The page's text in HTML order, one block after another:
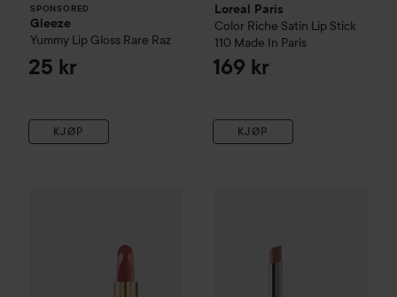
SPONSORED
Gleeze
Yummy Lip Gloss Rare Raz
25 kr
KJØP
Loreal Paris
Color Riche Satin Lip Stick
110 Made In Paris
169 kr
KJØP